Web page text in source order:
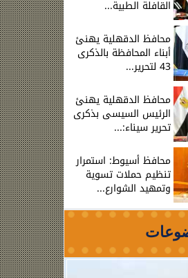
القافلة الطبية...
محافظ الدقهلية يهنئ
أبناء المحافظة بالذكرى
43 لتحرير...
محافظ الدقهلية يهنئ
الرئيس السيسى بذكرى
تحرير سيناء:...
محافظ أسيوط: استمرار
تنظيم حملات تسوية
وتمهيد الشوارع...